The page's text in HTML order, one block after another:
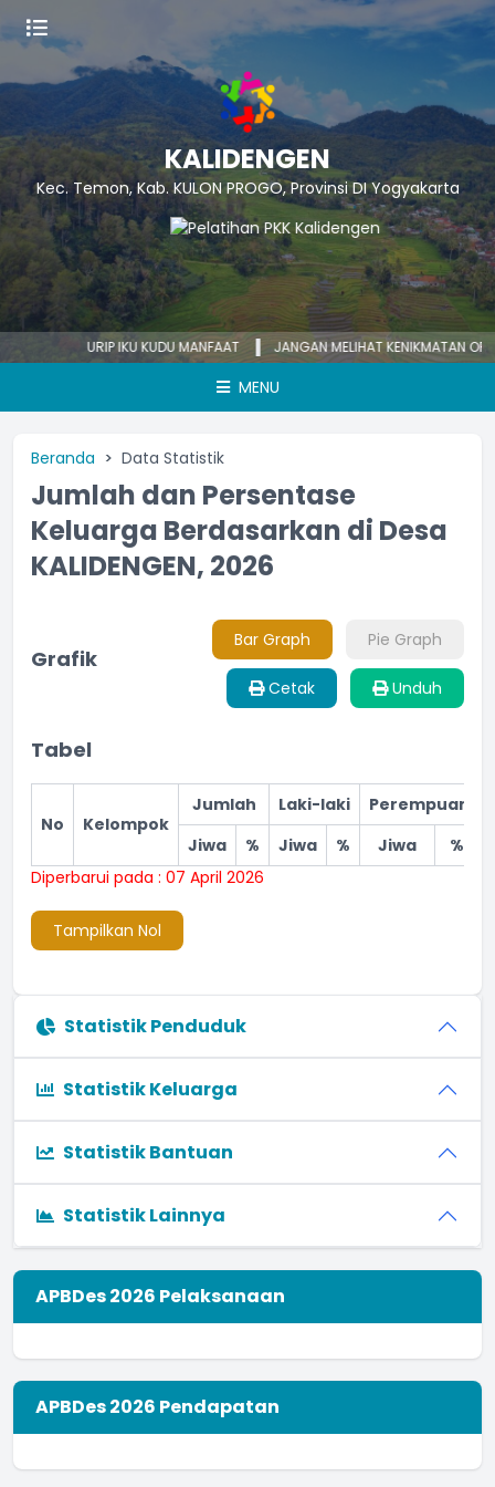
KALIDENGEN
Kec. Temon, Kab. KULON PROGO, Provinsi DI Yogyakarta
URIP IKU KUDU MANFAAT JANGAN MELIHAT KENIKMATAN
MENU
Statistik Penduduk
Statistik Keluarga
Statistik Bantuan
Statistik Lainnya
Beranda Data Statistik
Jumlah dan Persentase
Keluarga Berdasarkan di Desa
KALIDENGEN, 2026
Grafik
Bar Graph Pie Graph
Cetak Unduh
Tabel
No Kelompok
Jumlah Laki-laki
Perempuan
Jiwa
% Jiwa % Jiwa
%
Diperbarui pada : 07 April 2026
Tampilkan Nol
APBDes 2026 Pelaksanaan
APBDes 2026 Pendapatan